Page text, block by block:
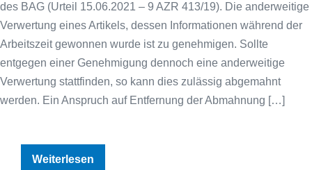
des BAG (Urteil 15.06.2021 – 9 AZR 413/19). Die anderweitige
Verwertung eines Artikels, dessen Informationen während der
Arbeitszeit gewonnen wurde ist zu genehmigen. Sollte
entgegen einer Genehmigung dennoch eine anderweitige
Verwertung stattfinden, so kann dies zulässig abgemahnt
werden. Ein Anspruch auf Entfernung der Abmahnung […]
Weiterlesen